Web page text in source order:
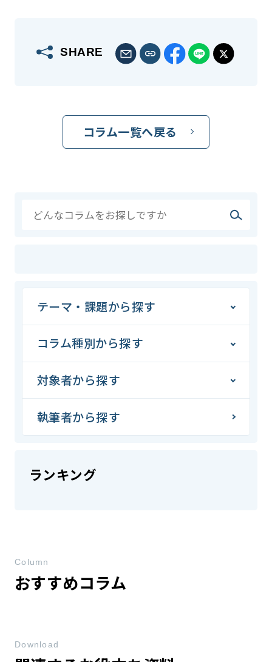
SHARE
コラム一覧へ戻る
テーマ・課題から探す
コラム種別から探す
対象者から探す
執筆者から探す
ランキング
おすすめコラム
Column
Download